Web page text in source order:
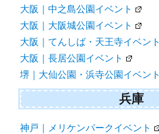
大阪｜中之島公園イベント
大阪｜大阪城公園イベント
大阪｜てんしば・天王寺イベント
大阪｜長居公園イベント
堺｜大仙公園・浜寺公園イベント
兵庫
神戸｜メリケンパークイベント